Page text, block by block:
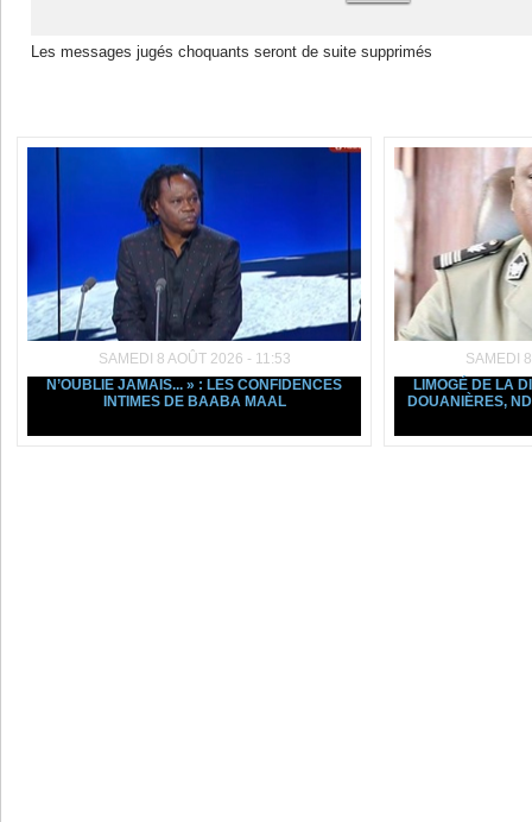
Les messages jugés choquants seront de suite supprimés
SAMEDI 8 AOÛT 2026 - 11:53
N’OUBLIE JAMAIS... » : LES CONFIDENCES
INTIMES DE BAABA MAAL
SAMEDI
LIMOGÉ DE LA
DOUANIÈRES,